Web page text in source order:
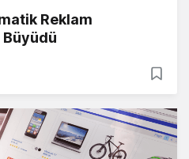
Reklam
Büyüdü